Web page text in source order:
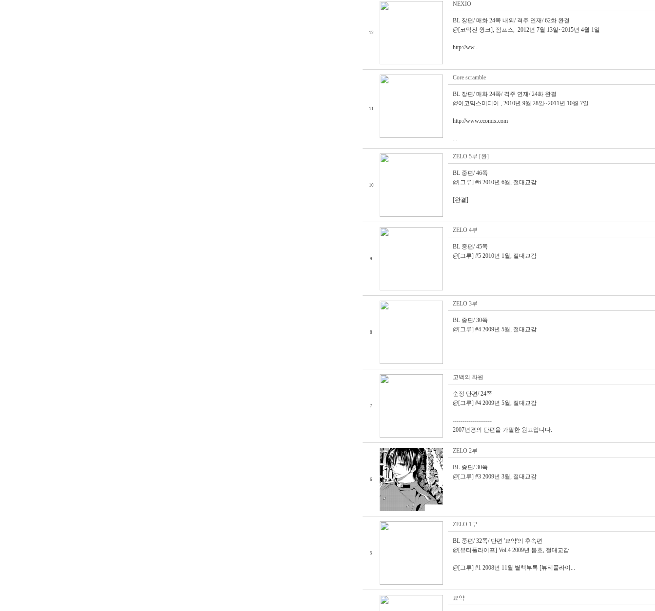
12
NEXIO
BL 장편/ 매화 24쪽 내외/ 격주 연재/ 62화 완결
@[코믹진 윙크], 점프스, 2012년 7월 13일~2015년 4월 1일
http://ww...
11
Core scramble
BL 장편/ 매화 24쪽/ 격주 연재/ 24화 완결
@이코믹스미디어 , 2010년 9월 28일~2011년 10월 7일
http://www.ecomix.com
...
10
ZELO 5부 [완]
BL 중편/ 46쪽
@[그루] #6 2010년 6월, 절대교감
[완결]
9
ZELO 4부
BL 중편/ 45쪽
@[그루] #5 2010년 1월, 절대교감
8
ZELO 3부
BL 중편/ 30쪽
@[그루] #4 2009년 5월, 절대교감
7
고백의 화원
순정 단편/ 24쪽
@[그루] #4 2009년 5월, 절대교감
--------------------
2007년경의 단편을 가필한 원고입니다.
6
ZELO 2부
BL 중편/ 30쪽
@[그루] #3 2009년 3월, 절대교감
5
ZELO 1부
BL 중편/ 32쪽/ 단편 '묘약'의 후속편
@[뷰티풀라이프] Vol.4 2009년 봄호, 절대교감
@[그루] #1 2008년 11월 별책부록 [뷰티풀라이...
묘약